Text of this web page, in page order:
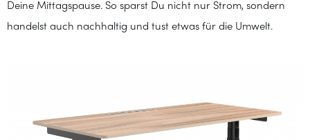
Deine Mittagspause. So sparst Du nicht nur Strom, sondern
handelst auch nachhaltig und tust etwas für die Umwelt.